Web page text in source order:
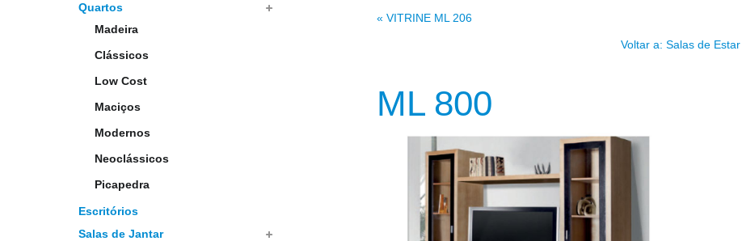
« VITRINE ML 206
Voltar a: Salas de Estar
ML 800
Quartos
Madeira
Clássicos
Low Cost
Maciços
Modernos
Neoclássicos
Picapedra
Escritórios
Salas de Jantar